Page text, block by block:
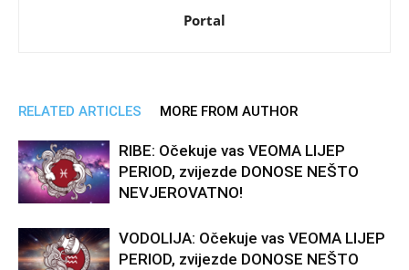
Portal
RELATED ARTICLES MORE FROM AUTHOR
RIBE: Očekuje vas VEOMA LIJEP
PERIOD, zvijezde DONOSE NEŠTO
NEVJEROVATNO!
VODOLIJA: Očekuje vas VEOMA LIJEP
PERIOD, zvijezde DONOSE NEŠTO